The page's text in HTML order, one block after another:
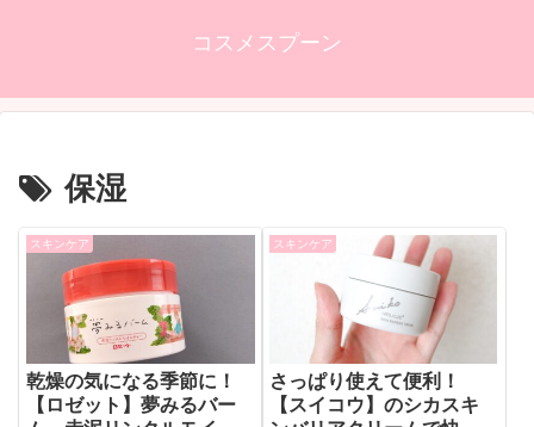
コスメスプーン
保湿
スキンケア
乾燥の気になる季節に！
【ロゼット】夢みるバー
スキンケア
さっぱり使えて便利！
【スイコウ】のシカスキ